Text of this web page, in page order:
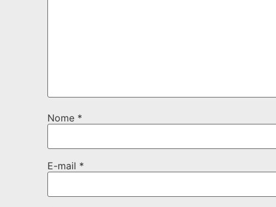
Nome *
E-mail *